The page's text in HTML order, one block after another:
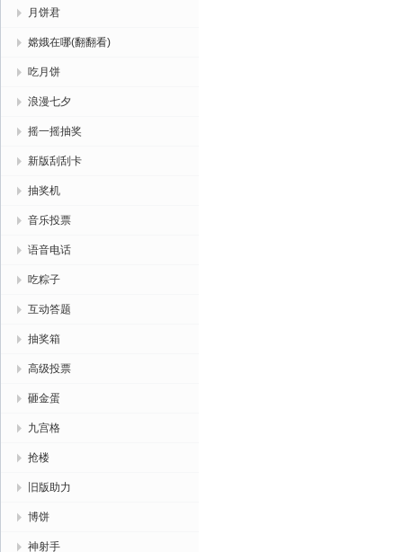
月饼君
嫦娥在哪(翻翻看)
吃月饼
浪漫七夕
摇一摇抽奖
新版刮刮卡
抽奖机
音乐投票
语音电话
吃粽子
互动答题
抽奖箱
高级投票
砸金蛋
九宫格
抢楼
旧版助力
博饼
神射手